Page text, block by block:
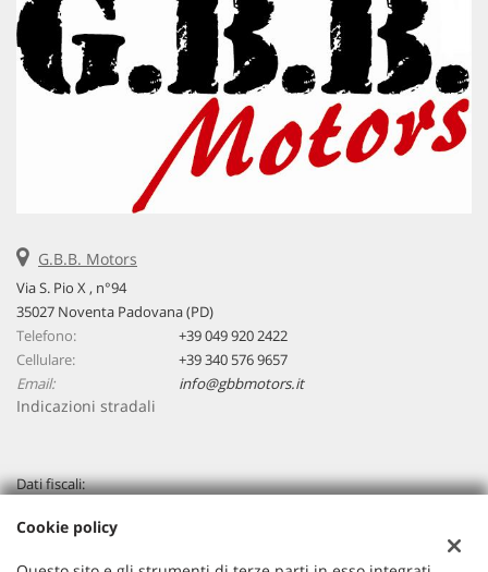
G.B.B. Motors
Via S. Pio X , n°94
35027 Noventa Padovana (PD)
Telefono:
+39 049 920 2422
Cellulare:
+39 340 576 9657
Email:
info@gbbmotors.it
Indicazioni stradali
Dati fiscali:
Via Venezia, 94 - Loc. Capriccio - Vigonza (PD)
Cookie policy